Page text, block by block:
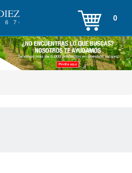
0